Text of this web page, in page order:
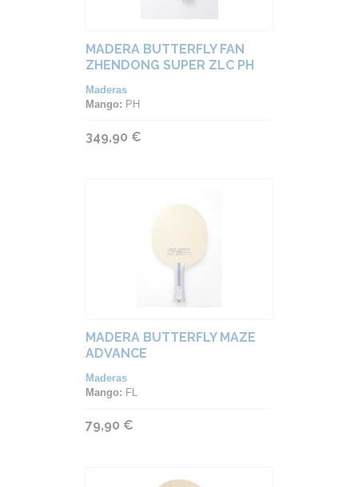
MADERA BUTTERFLY FAN
ZHENDONG SUPER ZLC PH
Maderas
Mango: PH
349,90 €
MADERA BUTTERFLY MAZE
ADVANCE
Maderas
Mango: FL
79,90 €